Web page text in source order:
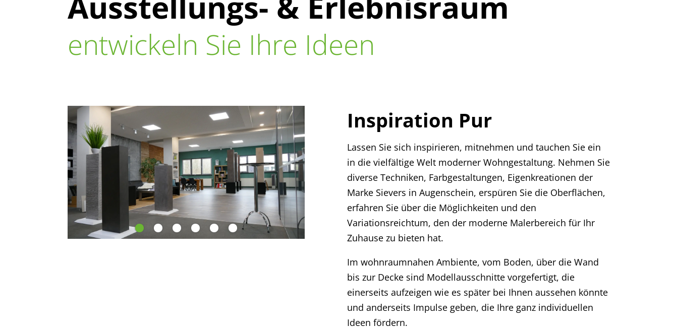
entwickeln Sie Ihre Ideen
Inspiration Pur
Lassen Sie sich inspirieren, mitnehmen und tauchen Sie ein
in die vielfältige Welt moderner Wohngestaltung. Nehmen Sie
diverse Techniken, Farbgestaltungen, Eigenkreationen der
Marke Sievers in Augenschein, erspüren Sie die Oberflächen,
erfahren Sie über die Möglichkeiten und den
Variationsreichtum, den der moderne Malerbereich für Ihr
Zuhause zu bieten hat.
Im wohnraumnahen Ambiente, vom Boden, über die Wand
bis zur Decke sind Modellausschnitte vorgefertigt, die
einerseits aufzeigen wie es später bei Ihnen aussehen könnte
und anderseits Impulse geben, die Ihre ganz individuellen
Ideen fördern.